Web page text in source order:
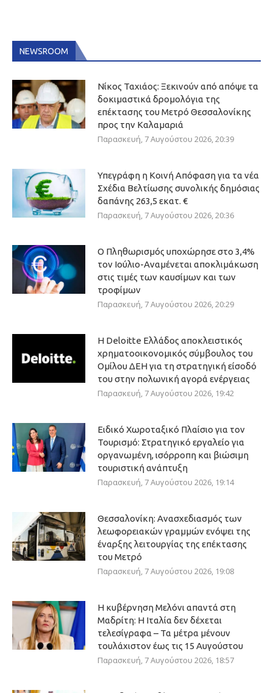
NEWSROOM
Νίκος Ταχιάος: Ξεκινούν από απόψε τα
δοκιμαστικά δρομολόγια της
επέκτασης του Μετρό Θεσσαλονίκης
προς την Καλαμαριά
Παρασκευή, 7 Αυγούστου 2026, 20:39
Υπεγράφη η Κοινή Απόφαση για τα νέα
Σχέδια Βελτίωσης συνολικής δημόσιας
δαπάνης 263,5 εκατ. €
Παρασκευή, 7 Αυγούστου 2026, 20:36
Ο Πληθωρισμός υποχώρησε στο 3,4%
τον Ιούλιο-Αναμένεται αποκλιμάκωση
στις τιμές των καυσίμων και των
τροφίμων
Παρασκευή, 7 Αυγούστου 2026, 20:29
Η Deloitte Ελλάδος αποκλειστικός
χρηματοοικονομικός σύμβουλος του
Ομίλου ΔΕΗ για τη στρατηγική είσοδό
του στην πολωνική αγορά ενέργειας
Παρασκευή, 7 Αυγούστου 2026, 19:42
Ειδικό Χωροταξικό Πλαίσιο για τον
Τουρισμό: Στρατηγικό εργαλείο για
οργανωμένη, ισόρροπη και βιώσιμη
τουριστική ανάπτυξη
Παρασκευή, 7 Αυγούστου 2026, 19:14
Θεσσαλονίκη: Ανασχεδιασμός των
λεωφορειακών γραμμών ενόψει της
έναρξης λειτουργίας της επέκτασης
του Μετρό
Παρασκευή, 7 Αυγούστου 2026, 19:08
Η κυβέρνηση Μελόνι απαντά στη
Μαδρίτη: Η Ιταλία δεν δέχεται
τελεσίγραφα – Τα μέτρα μένουν
τουλάχιστον έως τις 15 Αυγούστου
Παρασκευή, 7 Αυγούστου 2026, 18:57